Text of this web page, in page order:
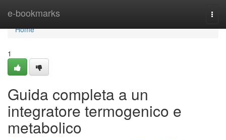
e-bookmarks
Home
Home
1
Guida completa a un
integratore termogenico e
metabolico